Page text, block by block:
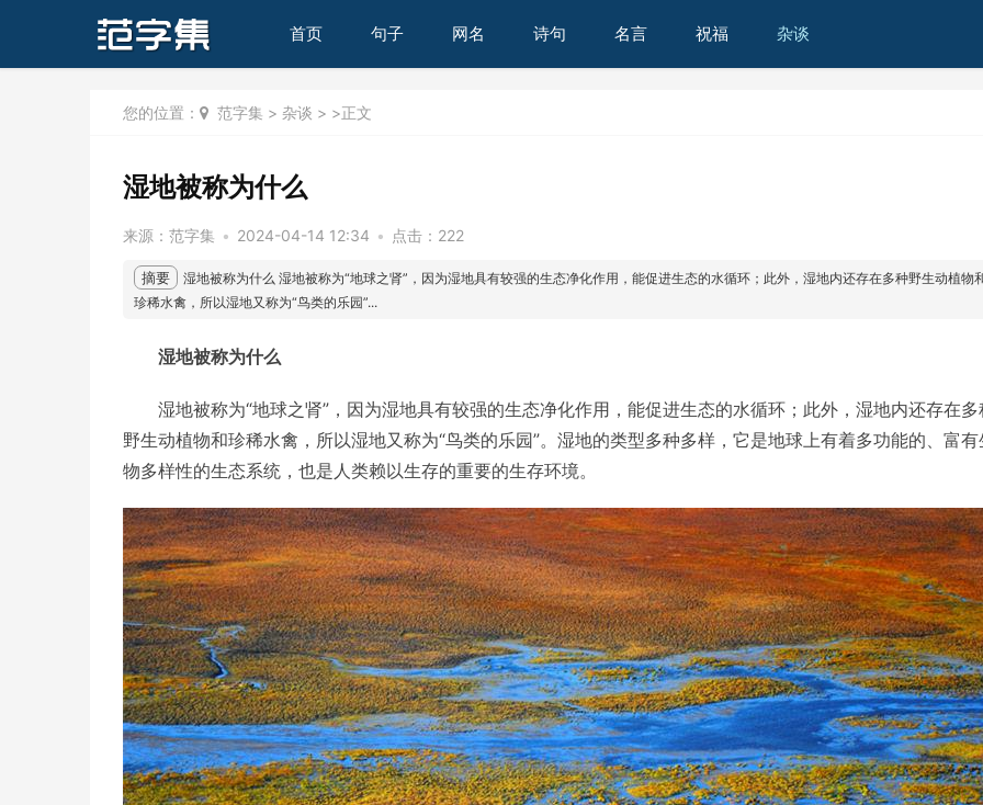
首页 句子 网名 诗句 名言 祝福 杂谈
您的位置： 范字集 > 杂谈 > >正文
​湿地被称为什么
来源： 范字集 • 2024-04-14 12:34 • 点击： 222
摘要
湿地被称为什么 湿地被称为“地球之肾”，因为湿地具有较强的生态净化作用，能促进生态的水循环；此外，湿地内还存在多种野生动植物
珍稀水禽，所以湿地又称为“鸟类的乐园”...
湿地被称为什么
湿地被称为“地球之肾”，因为湿地具有较强的生态净化作用，能促进生态的水循环；此外，湿地内还存在多
野生动植物和珍稀水禽，所以湿地又称为“鸟类的乐园”。湿地的类型多种多样，它是地球上有着多功能的、富有
物多样性的生态系统，也是人类赖以生存的重要的生存环境。